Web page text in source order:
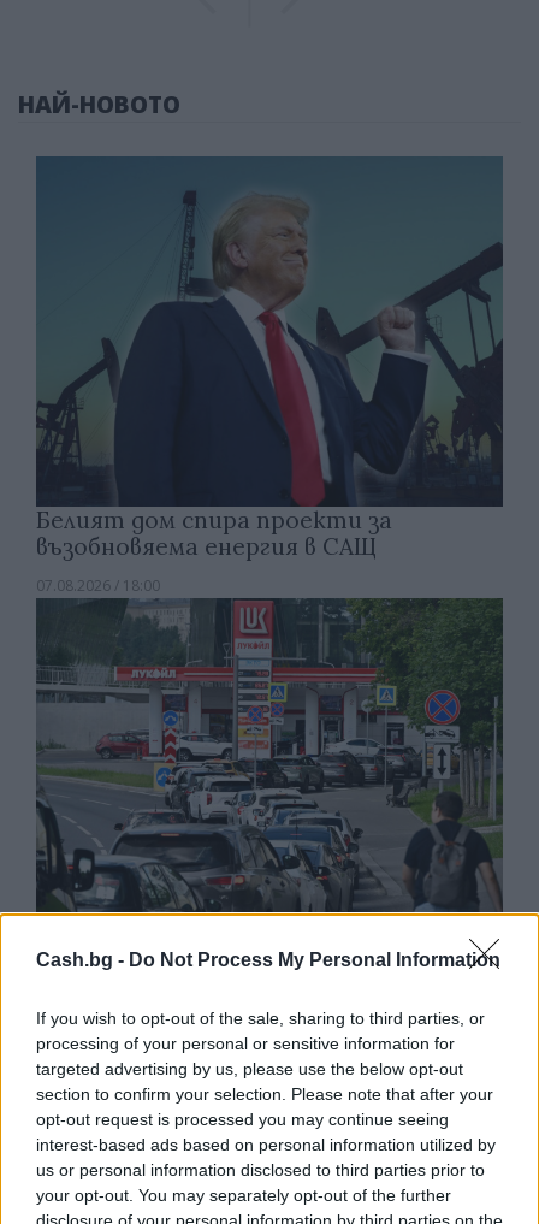
Cash.bg - Do Not Process My Personal Information
If you wish to opt-out of the sale, sharing to third parties, or
processing of your personal or sensitive information for
targeted advertising by us, please use the below opt-out
section to confirm your selection. Please note that after your
opt-out request is processed you may continue seeing
interest-based ads based on personal information utilized by
us or personal information disclosed to third parties prior to
your opt-out. You may separately opt-out of the further
НАЙ-НОВОТО
Белият дом спира проекти за
възобновяема енергия в САЩ
07.08.2026 / 18:00
Русия започна да внася петролни
07.08.2026 / 17:05